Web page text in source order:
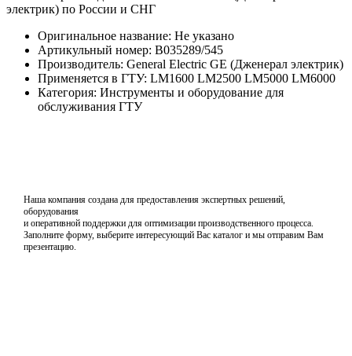
Оригинальное название: Не указано
Артикульный номер: B035289/545
Производитель: General Electric GE (Дженерал электрик)
Применяется в ГТУ: LM1600 LM2500 LM5000 LM6000
Категория: Инструменты и оборудование для
обслуживания ГТУ
Наша компания создана для предоставления экспертных решений,
оборудования
и оперативной поддержки для оптимизации производственного процесса.
Заполните форму, выберите интересующий Вас каталог и мы отправим Вам
презентацию.